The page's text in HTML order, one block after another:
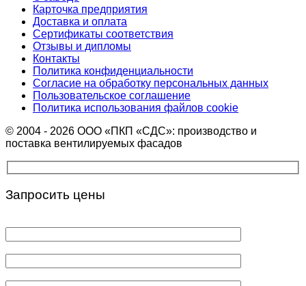
Карточка предприятия
Доставка и оплата
Сертификаты соответствия
Отзывы и дипломы
Контакты
Политика конфиденциальности
Согласие на обработку персональных данных
Пользовательское соглашение
Политика использования файлов cookie
© 2004 - 2026 ООО «ПКП «СДС»: производство и
поставка вентилируемых фасадов
Запросить цены